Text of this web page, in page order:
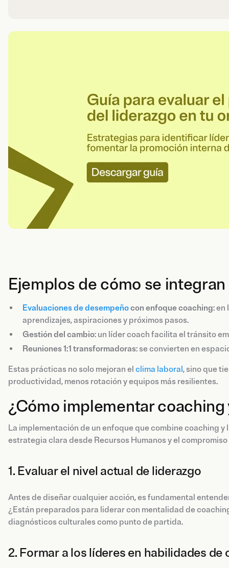
Ejemplos de cómo se
Evaluaciones de desempeñocon enfoque coaching: en
aprendizajes, aspiraciones y próximos pasos.
Gestión del cambio: un líder coach facilita el tránsito
Reuniones 1:1 transformadoras: se convierten en
Estas prácticas no solo mejoran el clima laboral, sino que
productividad, menos rotación y equipos más resilientes.
¿Cómo implementar
La implementación de un enfoque que combine coaching
estrategia clara desde Recursos Humanos y el
1. Evaluar el nivel actual de liderazgo
Antes de diseñar cualquier acción, es fundamental
¿Están preparados para liderar con mentalidad de
diagnósticos culturales como punto de partida.
2. Formar a los líderes en habilidades de